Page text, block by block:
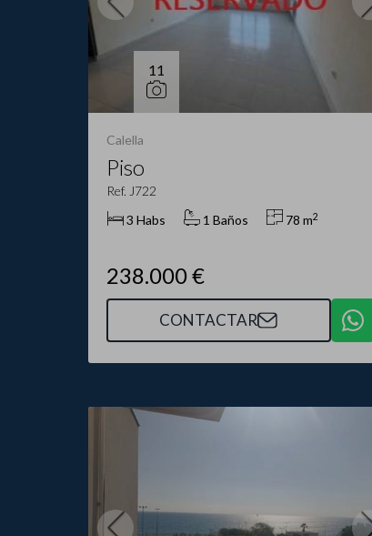
11
Calella
Piso
Ref. J722
3 Habs
1 Baños 78 m2
238.000 €
CONTACTAR